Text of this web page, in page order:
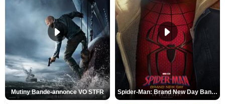
Mutiny Bande-annonce VO STFR Spider-Man: Brand New Day Bande-annonce VO STFR